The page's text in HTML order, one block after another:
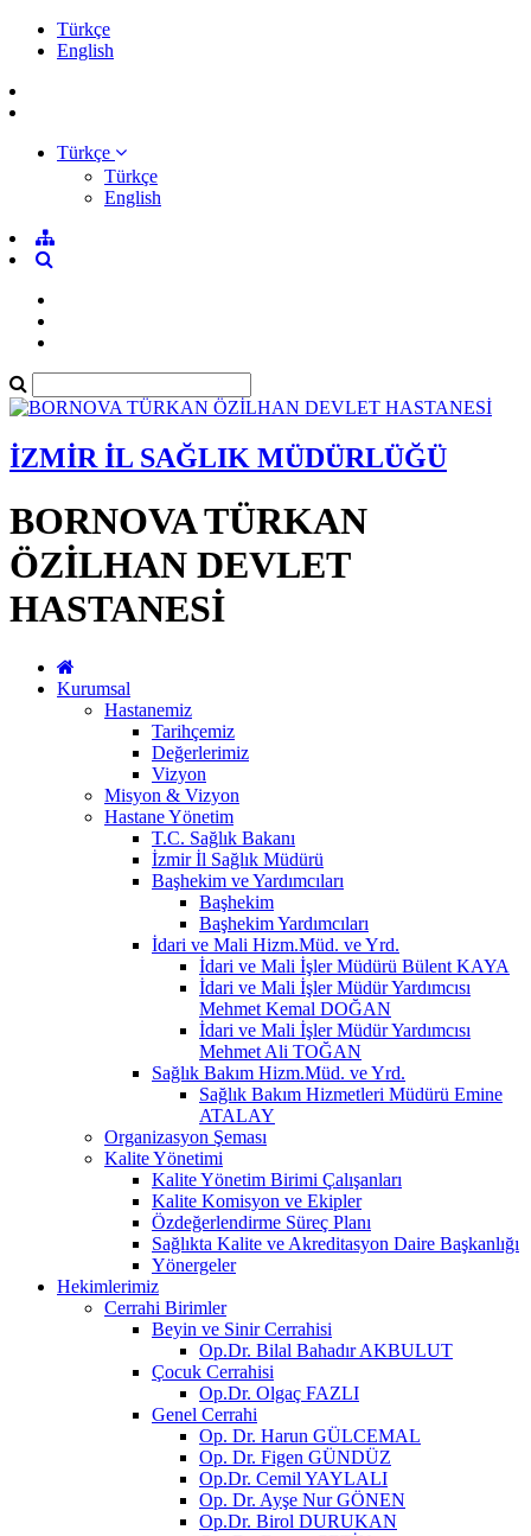
Türkçe
English
Türkçe
Türkçe
English
İZMİR İL SAĞLIK MÜDÜRLÜĞÜ
BORNOVA TÜRKAN
ÖZİLHAN DEVLET
HASTANESİ
Kurumsal
Hastanemiz
Tarihçemiz
Değerlerimiz
Vizyon
Misyon & Vizyon
Hastane Yönetim
T.C. Sağlık Bakanı
İzmir İl Sağlık Müdürü
Başhekim ve Yardımcıları
Başhekim
Başhekim Yardımcıları
İdari ve Mali Hizm.Müd. ve Yrd.
İdari ve Mali İşler Müdürü Bülent KAYA
İdari ve Mali İşler Müdür Yardımcısı
Mehmet Kemal DOĞAN
İdari ve Mali İşler Müdür Yardımcısı
Mehmet Ali TOĞAN
Sağlık Bakım Hizm.Müd. ve Yrd.
Sağlık Bakım Hizmetleri Müdürü Emine
ATALAY
Organizasyon Şeması
Kalite Yönetimi
Kalite Yönetim Birimi Çalışanları
Kalite Komisyon ve Ekipler
Özdeğerlendirme Süreç Planı
Sağlıkta Kalite ve Akreditasyon Daire Başkanlığı
Yönergeler
Hekimlerimiz
Cerrahi Birimler
Beyin ve Sinir Cerrahisi
Op.Dr. Bilal Bahadır AKBULUT
Çocuk Cerrahisi
Op.Dr. Olgaç FAZLI
Genel Cerrahi
Op. Dr. Harun GÜLCEMAL
Op. Dr. Figen GÜNDÜZ
Op.Dr. Cemil YAYLALI
Op. Dr. Ayşe Nur GÖNEN
Op.Dr. Birol DURUKAN